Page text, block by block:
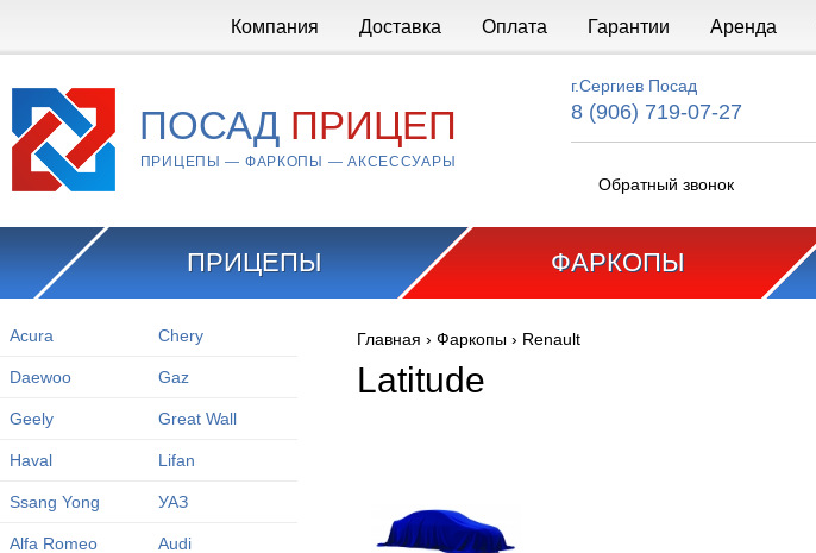
Компания Доставка Оплата Гарантии Аренда
ПОСАД ПРИЦЕП
ПРИЦЕПЫ — ФАРКОПЫ — АКСЕССУАРЫ
г.Сергиев Посад
8 (906) 719-07-27
Обратный звонок
ПРИЦЕПЫ ФАРКОПЫ
Acura Chery
Daewoo Gaz
Geely Great Wall
Haval Lifan
Ssang Yong УАЗ
Alfa Romeo Audi
Вы здесь
Главная › Фаркопы › Renault
Latitude